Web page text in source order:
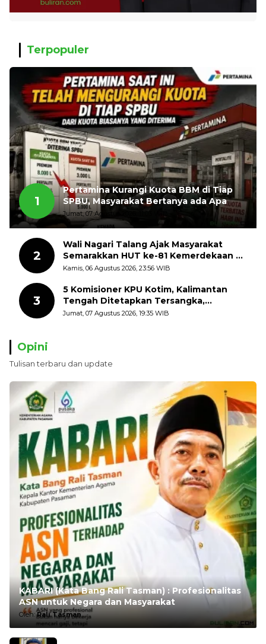
Terpopuler
1
Pertamina Kurangi Kuota BBM di Tiap
SPBU, Masyarakat Bertanya ada Apa
Jumat, 07 Agustus 2026, 11:03 WIB
2
Wali Nagari Talang Ajak Masyarakat
Semarakkan HUT ke-81 Kemerdekaan RI
dengan Mengibarkan Bendera Merah
Kamis, 06 Agustus 2026, 23:56 WIB
3
5 Komisioner KPU Kotim, Kalimantan
Tengah Ditetapkan Tersangka,
Kerugian Negara ditaksir 10 Milyard
Jumat, 07 Agustus 2026, 19:35 WIB
Opini
Tulisan terbaru dan update
KABARI (Kata Bang Rali Tasman) : Profesionalitas
ASN untuk Negara dan Masyarakat
Oleh:Rali Tasman